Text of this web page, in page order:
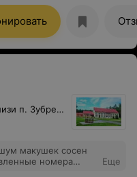
озеро,
дом. Все чисто и
посуды). С
о скидке.
Ивану. Очень
- Анастасия и
Минская обл., Мядельский р-н, вблизи п. Зубреневка
макушек сосен
номера
Еще